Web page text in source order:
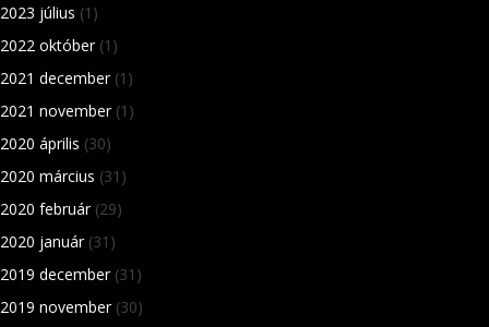
2023 július (1)
2022 október(1)
2021 december(1)
2021 november(1)
2020 április (30)
2020 március (31)
2020 február(29)
2020 január(31)
2019 december(31)
2019 november(30)